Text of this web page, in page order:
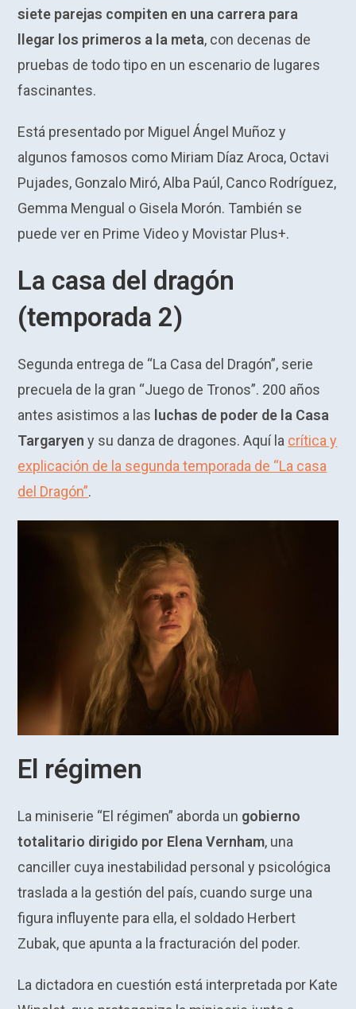
siete parejas compiten en una carrera para
llegar los primeros a la meta, con decenas de
pruebas de todo tipo en un escenario de lugares
fascinantes.
Está presentado por Miguel Ángel Muñoz y
algunos famosos como Miriam Díaz Aroca, Octavi
Pujades, Gonzalo Miró, Alba Paúl, Canco Rodríguez,
Gemma Mengual o Gisela Morón. También se
puede ver en Prime Video y Movistar Plus+.
La casa del dragón
(temporada 2)
Segunda entrega de “La Casa del Dragón”, serie
precuela de la gran “Juego de Tronos”. 200 años
antes asistimos a las luchas de poder de la Casa
Targaryen y su danza de dragones. Aquí la crítica y
explicación de la segunda temporada de “La casa
del Dragón”.
El régimen
La miniserie “El régimen” aborda un gobierno
totalitario dirigido por Elena Vernham, una
canciller cuya inestabilidad personal y psicológica
traslada a la gestión del país, cuando surge una
figura influyente para ella, el soldado Herbert
Zubak, que apunta a la fracturación del poder.
La dictadora en cuestión está interpretada por Kate